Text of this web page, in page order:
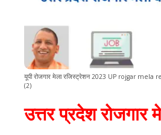
यूपी रोजगार मेला रजिस्ट्रेशन 2023 UP rojgar mela
(2)
उत्तर प्रदेश रोजगार